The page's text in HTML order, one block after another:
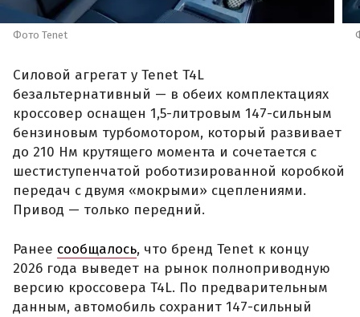
Фото Tenet
Силовой агрегат у Tenet T4L
безальтернативный — в обеих комплектациях
кроссовер оснащен 1,5-литровым 147-сильным
бензиновым турбомотором, который развивает
до 210 Нм крутящего момента и сочетается с
шестиступенчатой роботизированной коробкой
передач с двумя «мокрыми» сцеплениями.
Привод — только передний.
Ранее сообщалось, что бренд Tenet к концу
2026 года выведет на рынок полноприводную
версию кроссовера T4L. По предварительным
данным, автомобиль сохранит 147-сильный